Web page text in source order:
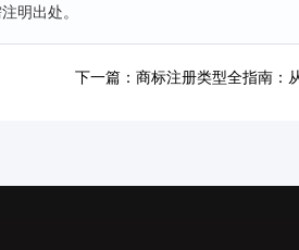
明出处。
下一篇：商标注册类型全指南：